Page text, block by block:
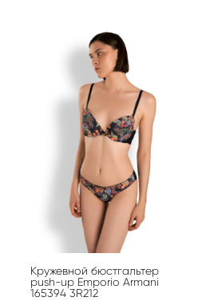
Кружевной бюстгальтер
push-up Emporio Armani
165394 3R212